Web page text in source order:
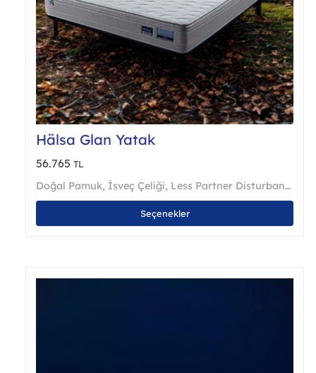
Hälsa Glan Yatak
56.765TL
Doğal Pamuk, İsveç Çeliği, Less Partner Disturbance
Seçenekler
Bu
var.